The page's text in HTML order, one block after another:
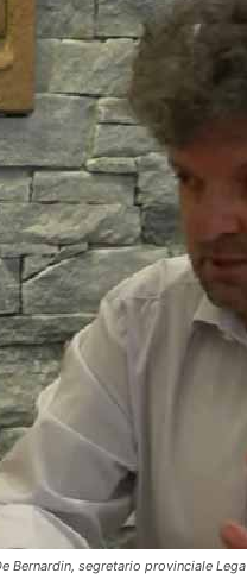
Bernardin, segretario provinciale Lega